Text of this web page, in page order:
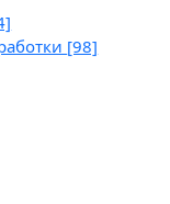
[98]